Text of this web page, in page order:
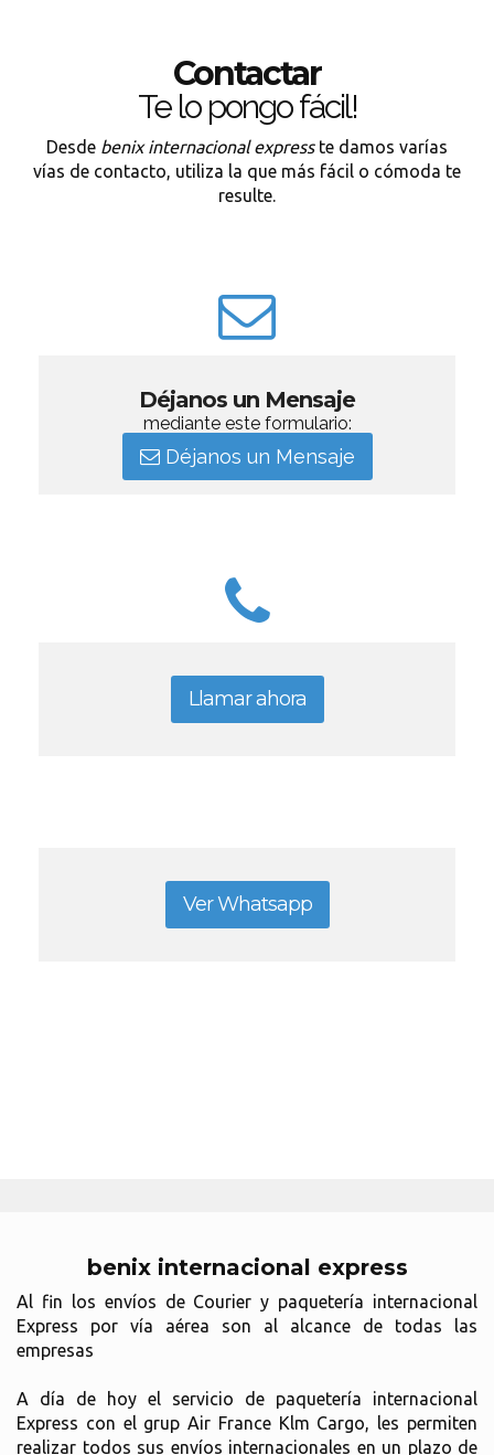
Contactar
Te lo pongo fácil!
Desde benix internacional expresste damos varías
vías de contacto, utiliza la que más fácil o cómoda te
resulte.
Déjanos un Mensaje
mediante este formulario:
Déjanos un Mensaje
Llamar ahora
Ver Whatsapp
benix internacional express
Al fin los envíos de Courier y paquetería internacional
Express por vía aérea son al alcance de todas las
empresas
A día de hoy el servicio de paquetería internacional
Express con el grup Air France Klm Cargo, les permiten
realizar todos sus envíos internacionales en un plazo de